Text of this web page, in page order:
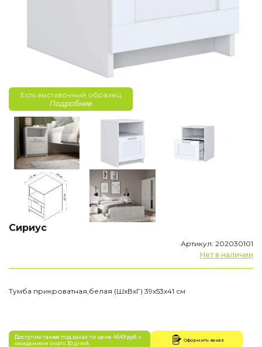
Есть выставочный образец
Подробнее
Сириус
Артикул: 202030101
Нет в наличии
Тумба прикроватная,белая (ШхВхГ) 39х53х41 см
Доступно также под заказ по цене 4549 руб. с
ожиданием около 30 дней.
Оформить заказ